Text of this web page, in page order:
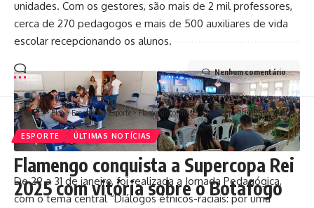
unidades. Com os gestores, são mais de 2 mil professores,
cerca de 270 pedagogos e mais de 500 auxiliares de vida
escolar recepcionando os alunos.
De 29 a 31 de janeiro, foi realizada a Jornada Pedagógica,
com o tema central “Diálogos étnicos-raciais: por uma
Nenhum comentário
Conquista>Blog>Economia>Esporte >Flamengo conquista a Supercopa Rei 2025 com vitória sobre o Botafogo
ESPORTE ÚLTIMAS NOTÍCIAS
Flamengo conquista a Supercopa Rei
2025 com vitória sobre o Botafogo